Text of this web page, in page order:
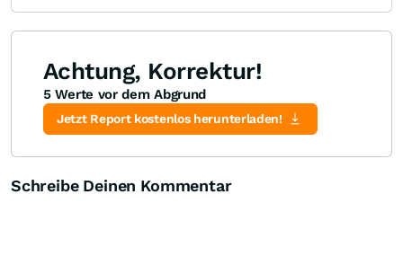
Achtung, Korrektur!
5 Werte vor dem Abgrund
Jetzt Report kostenlos herunterladen!
Schreibe Deinen Kommentar